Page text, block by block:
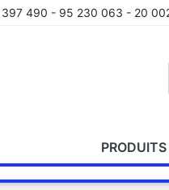
397 490 - 95 230 063 - 20
PRODUITS
PRODUITS
GÉNÉRAL
ESTHETIC LINE
SD-
CAMERA